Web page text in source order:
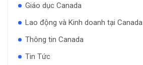
Giáo dục Canada
Lao động và Kinh doanh tại Canada
Thông tin Canada
Tin Tức